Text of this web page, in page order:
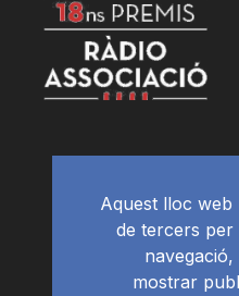
Aquest lloc web
de tercers per
navegació,
mostrar